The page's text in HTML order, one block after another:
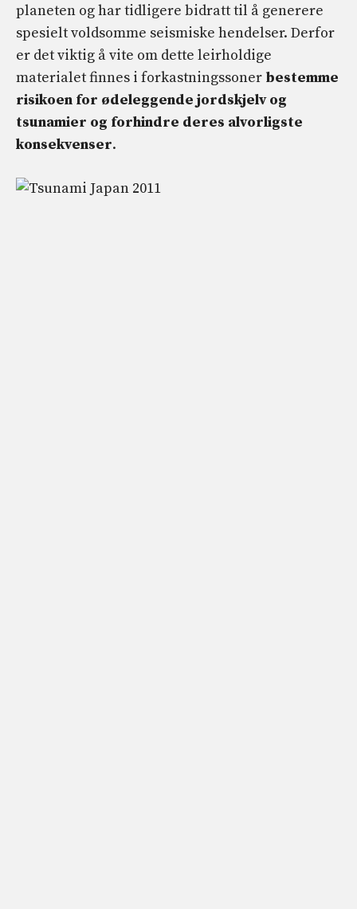
planeten og har tidligere bidratt til å generere
spesielt voldsomme seismiske hendelser. Derfor
er det viktig å vite om dette leirholdige
materialet finnes i forkastningssoner bestemme
risikoen for ødeleggende jordskjelv og
tsunamier og forhindre deres alvorligste
konsekvenser.